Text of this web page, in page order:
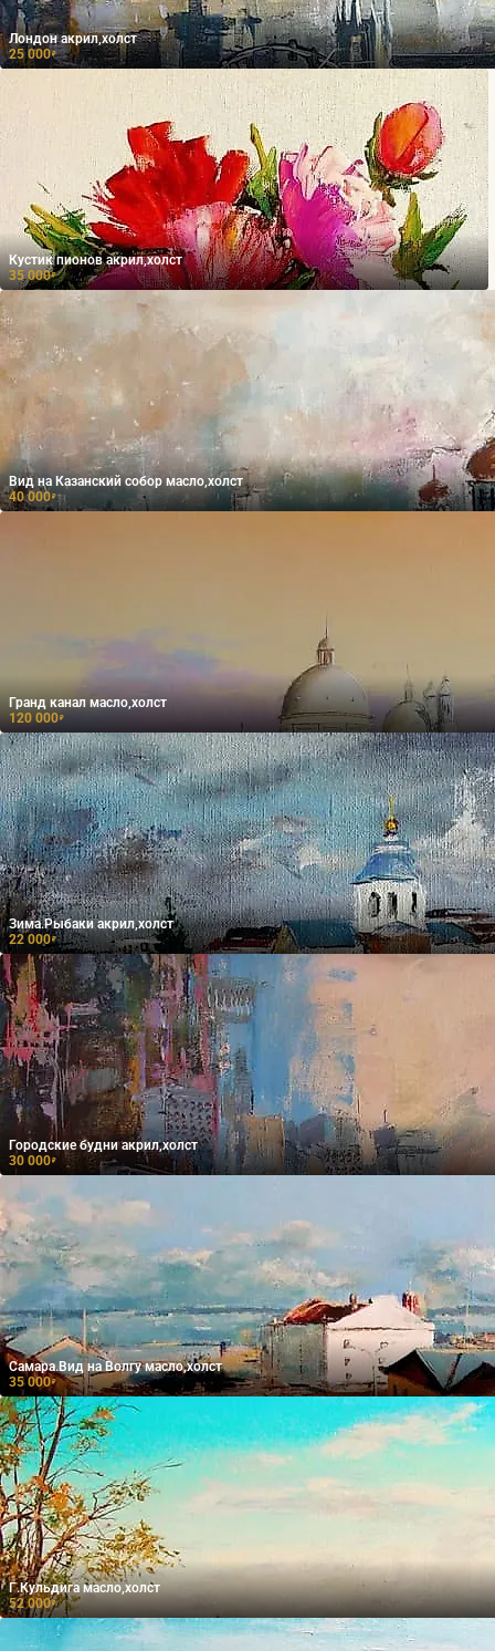
Лондон акрил,холст
25 000₽
Кустик пионов акрил,холст
35 000₽
Вид на Казанский собор масло,холст
40 000₽
Гранд канал масло,холст
120 000₽
Зима.Рыбаки акрил,холст
22 000₽
Городские будни акрил,холст
30 000₽
Самара.Вид на Волгу масло,холст
35 000₽
Г.Кульдига масло,холст
52 000₽